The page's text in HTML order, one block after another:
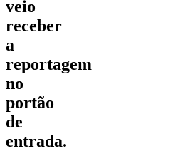
veio
receber
a
reportagem
no
portão
de
entrada.